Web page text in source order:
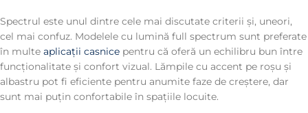
Spectrul este unul dintre cele mai discutate criterii și, uneori,
cel mai confuz. Modelele cu lumină full spectrum sunt preferate
în multe aplicații casnice pentru că oferă un echilibru bun între
funcționalitate și confort vizual. Lămpile cu accent pe roșu și
albastru pot fi eficiente pentru anumite faze de creștere, dar
sunt mai puțin confortabile în spațiile locuite.